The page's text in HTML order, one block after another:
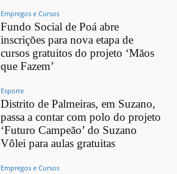
Empregos e Cursos
Fundo Social de Poá abre
inscrições para nova etapa de
cursos gratuitos do projeto ‘Mãos
que Fazem’
Esporte
Distrito de Palmeiras, em Suzano,
passa a contar com polo do projeto
‘Futuro Campeão’ do Suzano
Vôlei para aulas gratuitas
Empregos e Cursos